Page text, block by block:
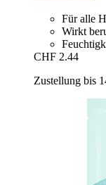
Für alle
Wirkt
CHF 2.44
Zustellung bis